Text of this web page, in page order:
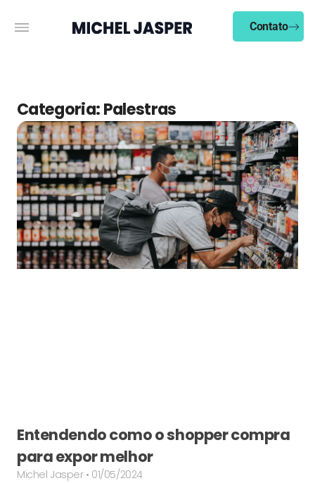
Contato
Categoria: Palestras
Entendendo como o shopper compra
para expor melhor
Michel Jasper 01/05/2024